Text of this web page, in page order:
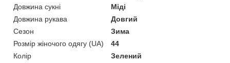
Довжина сукні
Міді
Довжина рукава
Довгий
Сезон
Зима
Розмір жіночого одягу (UA)
44
Колір
Зелений